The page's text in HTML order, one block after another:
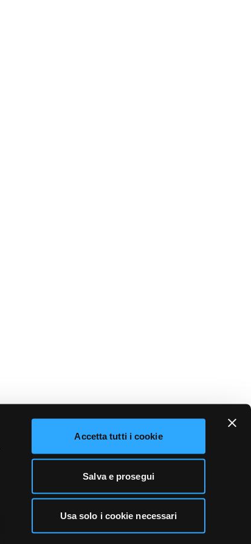
Accetta tutti i cookie
Salva e prosegui
Usa solo i cookie necessari